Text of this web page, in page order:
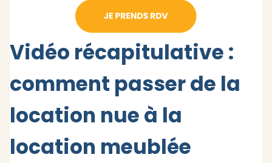
Vidéo récapitulative :
comment passer de la
location nue à la
location meublée